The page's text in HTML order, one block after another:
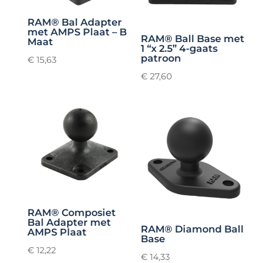
RAM® Bal Adapter
met AMPS Plaat – B
Maat
€15,63
RAM® Ball Base met
1 “x 2.5” 4-gaats
patroon
€ 27,60
RAM® Composiet
Bal Adapter met
AMPS Plaat
€12,22
RAM® Diamond Ball
Base
€ 14,33